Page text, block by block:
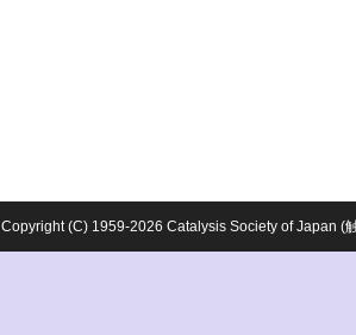
Copyright (C) 1959-2026 Catalysis Society of Japan (